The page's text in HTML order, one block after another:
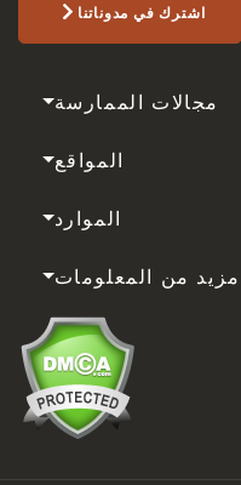
اشترك في مدوناتنا
مجالات الممارسة
المواقع
الموارد
مزيد من المعلومات